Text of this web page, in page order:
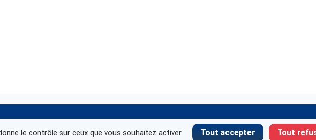
le contrôle sur ceux que vous souhaitez activer Tout accepter Tout